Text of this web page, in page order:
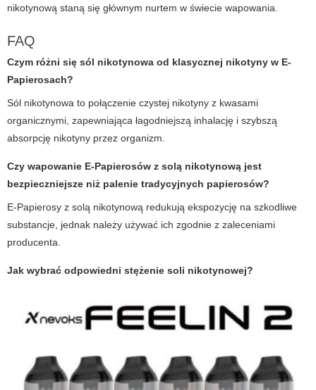
nikotynową staną się głównym nurtem w świecie wapowania.
FAQ
Czym różni się sól nikotynowa od klasycznej nikotyny w E-
Papierosach?
Sól nikotynowa to połączenie czystej nikotyny z kwasami
organicznymi, zapewniająca łagodniejszą inhalację i szybszą
absorpcję nikotyny przez organizm.
Czy wapowanie E-Papierosów z solą nikotynową jest
bezpieczniejsze niż palenie tradycyjnych papierosów?
E-Papierosy z solą nikotynową redukują ekspozycję na szkodliwe
substancje, jednak należy używać ich zgodnie z zaleceniami
producenta.
Jak wybrać odpowiedni stężenie soli nikotynowej?